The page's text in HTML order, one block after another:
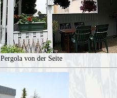
Pergola von der Seite